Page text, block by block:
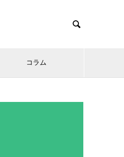

コラム